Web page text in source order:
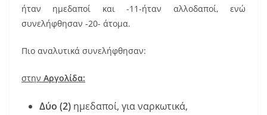
ήταν ημεδαποί και -11-ήταν αλλοδαποί, ενώ
συνελήφθησαν -20- άτομα.
Πιο αναλυτικά συνελήφθησαν:
στην Αργολίδα:
Δύο (2) ημεδαποί, για ναρκωτικά,